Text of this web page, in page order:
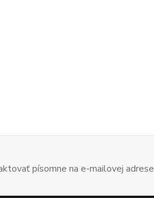
písomne na e-mailovej adrese